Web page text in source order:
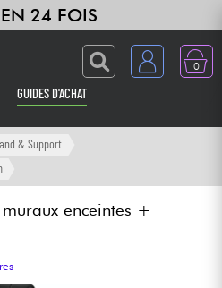
EN 24 FOIS
0
GUIDES D'ACHAT
& Support
enceintes +